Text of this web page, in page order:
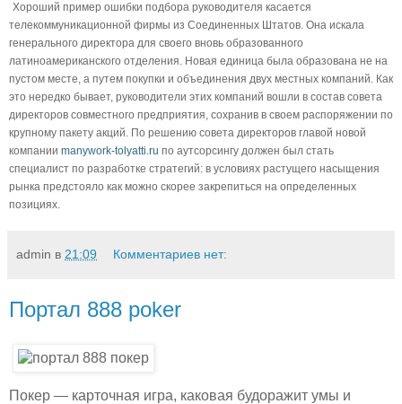
Хороший пример ошибки подбора руководителя касается
телекоммуникационной фирмы из Соединенных Штатов. Она искала
генерального директора для своего вновь образованного
латиноамериканского отделения. Новая единица была образована не на
пустом месте, а путем покупки и объединения двух местных компаний. Как
это нередко бывает, руководители этих компаний вошли в состав совета
директоров совместного предприятия, сохранив в своем распоряжении по
крупному пакету акций. По решению совета директоров главой новой
компании manywork-tolyatti.ru по аутсорсингу должен был стать
специалист по разработке стратегий: в условиях растущего насыщения
рынка предстояло как можно скорее закрепиться на определенных
позициях.
admin в 21:09 Комментариев нет:
Портал 888 poker
Покер — карточная игра, каковая будоражит умы и